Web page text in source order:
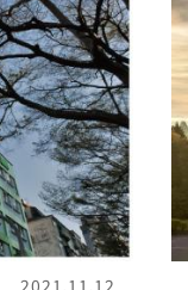
2021.11.12